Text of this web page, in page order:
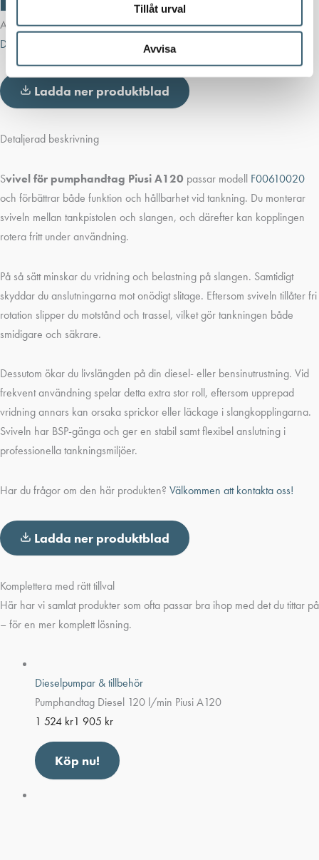
Tillåt urval
Avvisa
pumphandtag
Piusi
A120
mängd
Artikelnr:F0062200AKategorier:Dieselpumpar & tillbehör,
Dieselslang, slangvindor & dieselfilter,Dieseltankar & utrustning
Ladda ner produktblad
Detaljerad beskrivning
Svivel för pumphandtag Piusi A120 passar modell F00610020
och förbättrar både funktion och hållbarhet vid tankning. Du monterar
sviveln mellan tankpistolen och slangen, och därefter kan kopplingen
rotera fritt under användning.
På så sätt minskar du vridning och belastning på slangen. Samtidigt
skyddar du anslutningarna mot onödigt slitage. Eftersom sviveln tillåter fri
rotation slipper du motstånd och trassel, vilket gör tankningen både
smidigare och säkrare.
Dessutom ökar du livslängden på din diesel- eller bensinutrustning. Vid
frekvent användning spelar detta extra stor roll, eftersom upprepad
vridning annars kan orsaka sprickor eller läckage i slangkopplingarna.
Sviveln har BSP-gänga och ger en stabil samt flexibel anslutning i
professionella tankningsmiljöer.
Har du frågor om den här produkten? Välkommen att kontakta oss!
Ladda ner produktblad
Komplettera med rätt tillval
Här har vi samlat produkter som ofta passar bra ihop med det du tittar på
– för en mer komplett lösning.
Dieselpumpar & tillbehör
Pumphandtag Diesel 120 l/min Piusi A120
1 524 kr1 905 kr
Köp nu!